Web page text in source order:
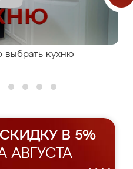
выбрать кухню
В 5%
АВГУСТА